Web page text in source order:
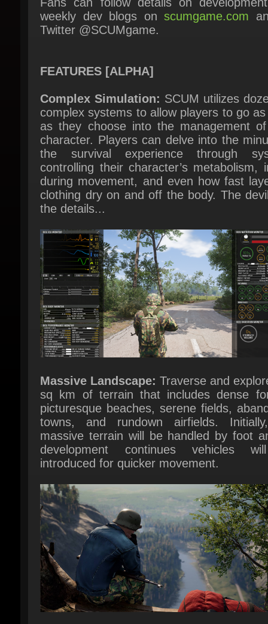
FEATURES [ALPHA]
Complex Simulation:
complex systems to allow players to go as
as they choose into the management of
character. Players can delve into the
the survival experience through
controlling their character’s metabolism,
during movement, and even how fast
clothing dry on and off the body. The devil
the details...
Massive Landscape:Traverse and
sq km of terrain that includes dense
towns, and rundown airfields.
massive terrain will be handled by foot
development continues vehicles
introduced for quicker movement.
PvP Network Events:Enter TEC1’s
network events with a click of a button